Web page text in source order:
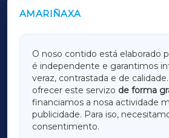
AMARIÑAXA
O noso contido está elaborado
é independente e garantimos
veraz, contrastada e de
ofrecer este servizo de forma
financiamos a nosa actividade
publicidade. Para iso,
consentimento.
OUTROS PERIÓDICOS
LUGOXA
TERRACHAXA